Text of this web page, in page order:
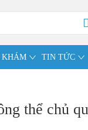
KHÁM TIN TỨC
thể chủ